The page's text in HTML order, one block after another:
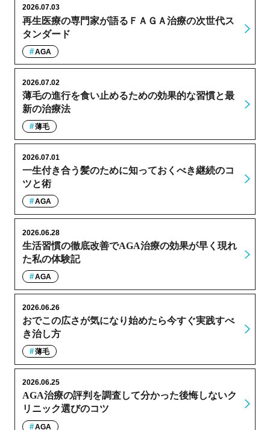
再生医療の専門家が語るＦＡＧＡ治療の次世代ス
タンダード
2026.07.03
AGA
薄毛の進行を食い止めるための効果的な習慣と最
新の治療法
2026.07.02
薄毛
一生付き合う髪のために知っておくべき継続のコ
ツと術
2026.07.01
AGA
生活習慣の徹底改善でAGA治療の効果が早く現れ
た私の体験記
2026.06.28
AGA
おでこの広さが気になり始めたら今すぐ実践すべ
き治し方
2026.06.26
薄毛
AGA治療の評判を調査して分かった後悔しないク
リニック選びのコツ
2026.06.25
AGA